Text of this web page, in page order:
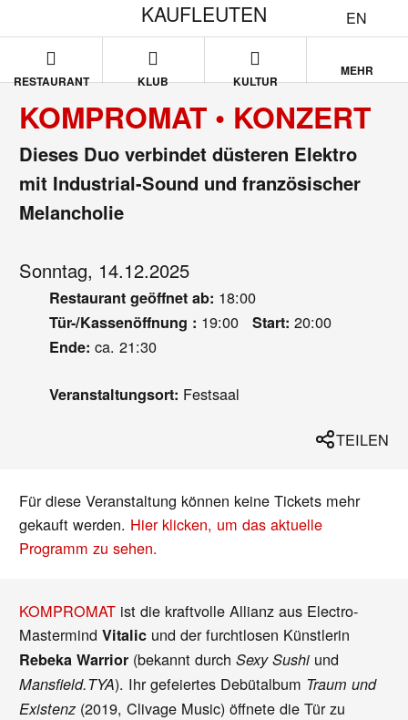
EN
KAUFLEUTEN
RESTAURANT KLUB KULTUR
MEHR
KOMPROMAT • KONZERT
Dieses Duo verbindet düsteren Elektro
mit Industrial-Sound und französischer
Melancholie
Sonntag, 14.12.2025
Restaurant geöffnet ab: 18:00
Tür-/Kassenöffnung : 19:00 Start: 20:00
Ende: ca. 21:30
Veranstaltungsort: Festsaal
TEILEN
Für diese Veranstaltung können keine Tickets mehr
gekauft werden. Hier klicken, um das aktuelle
Programm zu sehen.
KOMPROMAT ist die kraftvolle Allianz aus Electro-
MastermindVitalic und der furchtlosen Künstlerin
Rebeka Warrior (bekannt durchSexy Sushiund
Mansfield.TYA). Ihr gefeiertes Debütalbum Traum und
Existenz (2019, Clivage Music) öffnete die Tür zu